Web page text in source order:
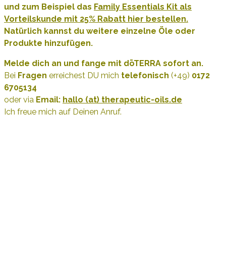
und zum Beispiel das Family Essentials Kit als
Vorteilskunde mit 25% Rabatt hier bestellen.
Natürlich kannst du weitere einzelne Öle oder
Produkte hinzufügen.
Melde dich an und fange mit dōTERRA sofort an.
Bei Fragen erreichest DU mich telefonisch (+49) 0172
6705134
oder via Email: hallo (at) therapeutic-oils.de
Ich freue mich auf Deinen Anruf.